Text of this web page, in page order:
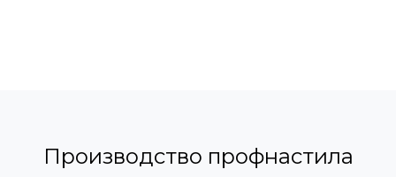
Производство профнастила